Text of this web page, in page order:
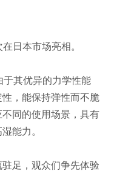
日本市场亮相。
其优异的力学性能
，能保持弹性而不脆
同的使用场景，具有
能力。
足，观众们争先体验